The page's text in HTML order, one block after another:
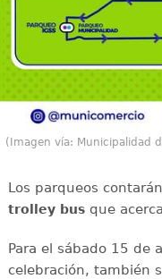
(Imagen vía: Municipalidad
Los parqueos
trolley busque
Para el sábado 15 de
celebración, también